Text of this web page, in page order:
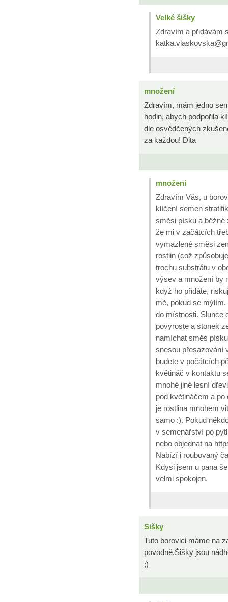
Velké šišky
Zdravím a přidávám
množení
Zdravím, mám jedno
hodin, abych podpořila
dle osvědčených
za každou! Dita
množení
Zdravím Vás, u
klíčení semen
směsi písku a běžné
že mi v začátcích
vymazlené směsi
rostlin (což
trochu substrátu v
výsev a množení by
když ho přidáte,
mě, pokud se
do místnosti. Slunce
povyroste a stonek
namíchat směs
snesou přesazování
budete v počátcích
květináč v kontaktu
mnohé jiné lesní
pod květináčem a
je rostlina mnohem
samo :). Pokud
v semenářství po
nebo objednat na
Nabízí i roubovaný
Kdysi jsem u pana
velmi spokojen.
Sišky
Tuto borovici máme na
povodně.Šišky jsou
;)